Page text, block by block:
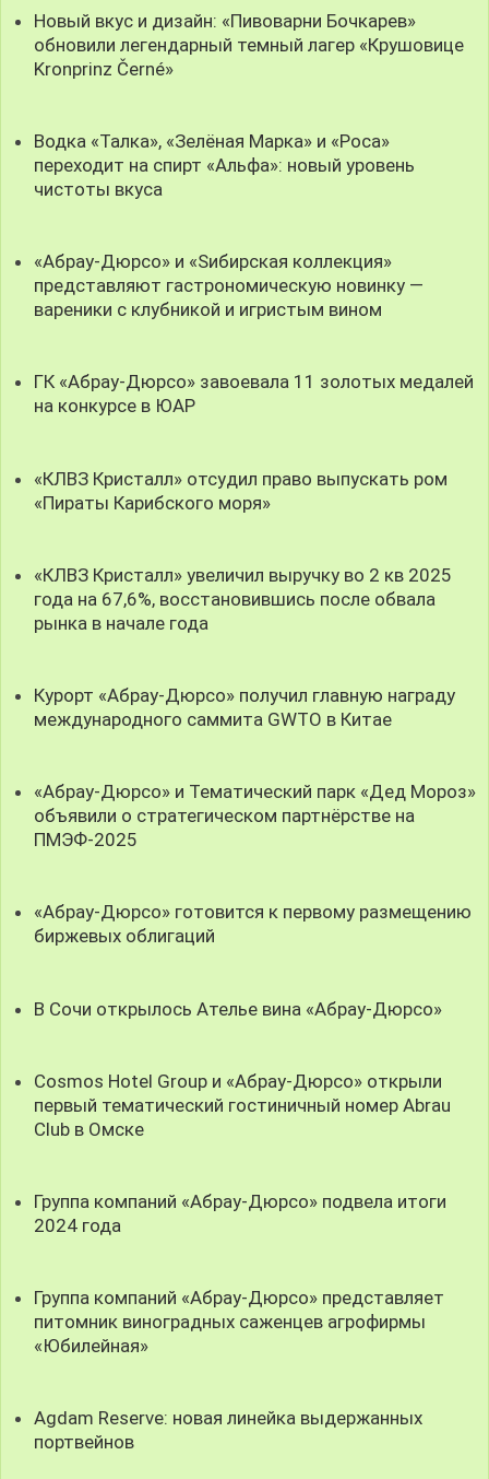
Новый вкус и дизайн: «Пивоварни Бочкарев»
обновили легендарный темный лагер «Крушовице
Kronprinz Černé»
Водка «Талка», «Зелёная Марка» и «Роса»
переходит на спирт «Альфа»: новый уровень
чистоты вкуса
«Абрау-Дюрсо» и «Sибирская коллекция»
представляют гастрономическую новинку —
вареники с клубникой и игристым вином
ГК «Абрау-Дюрсо» завоевала 11 золотых медалей
на конкурсе в ЮАР
«КЛВЗ Кристалл» отсудил право выпускать ром
«Пираты Карибского моря»
«КЛВЗ Кристалл» увеличил выручку во 2 кв 2025
года на 67,6%, восстановившись после обвала
рынка в начале года
Курорт «Абрау-Дюрсо» получил главную награду
международного саммита GWTO в Китае
«Абрау-Дюрсо» и Тематический парк «Дед Мороз»
объявили о стратегическом партнёрстве на
ПМЭФ-2025
«Абрау-Дюрсо» готовится к первому размещению
биржевых облигаций
В Сочи открылось Ателье вина «Абрау-Дюрсо»
Cosmos Hotel Group и «Абрау-Дюрсо» открыли
первый тематический гостиничный номер Abrau
Club в Омске
Группа компаний «Абрау-Дюрсо» подвела итоги
2024 года
Группа компаний «Абрау-Дюрсо» представляет
питомник виноградных саженцев агрофирмы
«Юбилейная»
Agdam Reserve: новая линейка выдержанных
портвейнов